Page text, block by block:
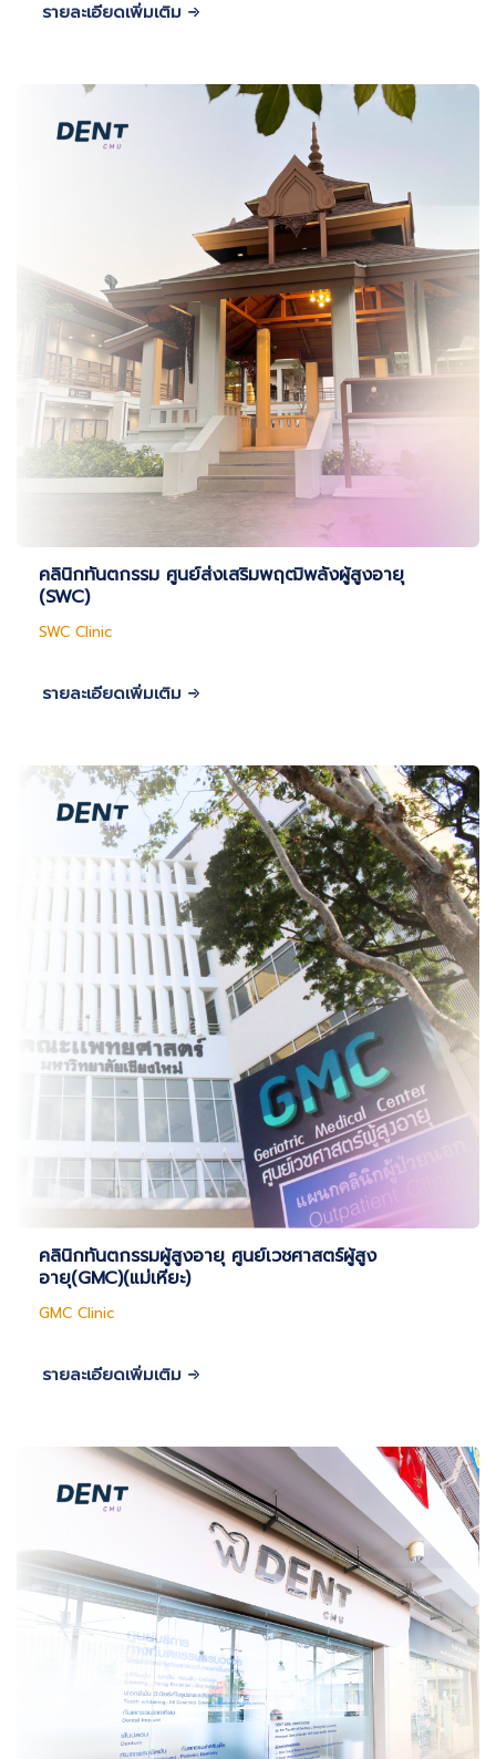
รายละเอียดเพิ่มเติม
คลินิกทันตกรรม ศูนย์ส่งเสริมพฤฒิพลังผู้สูงอายุ
(SWC)
SWC Clinic
รายละเอียดเพิ่มเติม
คลินิกทันตกรรมผู้สูงอายุ ศูนย์เวชศาสตร์ผู้สูง
อายุ(GMC)(แม่เหียะ)
GMC Clinic
รายละเอียดเพิ่มเติม